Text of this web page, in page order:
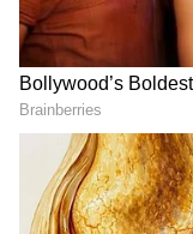
ఇన్నింగ్స్ మొదటి
మహ్మద్ సిరాజ్.
జట్టు 55.5